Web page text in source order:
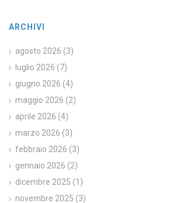
ARCHIVI
agosto 2026 (3)
luglio 2026 (7)
giugno 2026 (4)
maggio 2026 (2)
aprile 2026 (4)
marzo 2026 (3)
febbraio 2026 (3)
gennaio 2026 (2)
dicembre 2025 (1)
novembre 2025 (3)